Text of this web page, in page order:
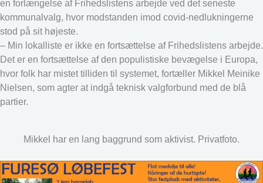
en forlængelse af Frihedslistens arbejde ved det seneste
kommunalvalg, hvor modstanden imod covid-nedlukningerne
stod på sit højeste.
– Min lokalliste er ikke en fortsættelse af Frihedslistens arbejde.
Det er en fortsættelse af den populistiske bevægelse i Europa,
hvor folk har mistet tilliden til systemet, fortæller Mikkel Meinike
Nielsen, som agter at indgå teknisk valgforbund med de blå
partier.
Mikkel har en lang baggrund som aktivist. Privatfoto.